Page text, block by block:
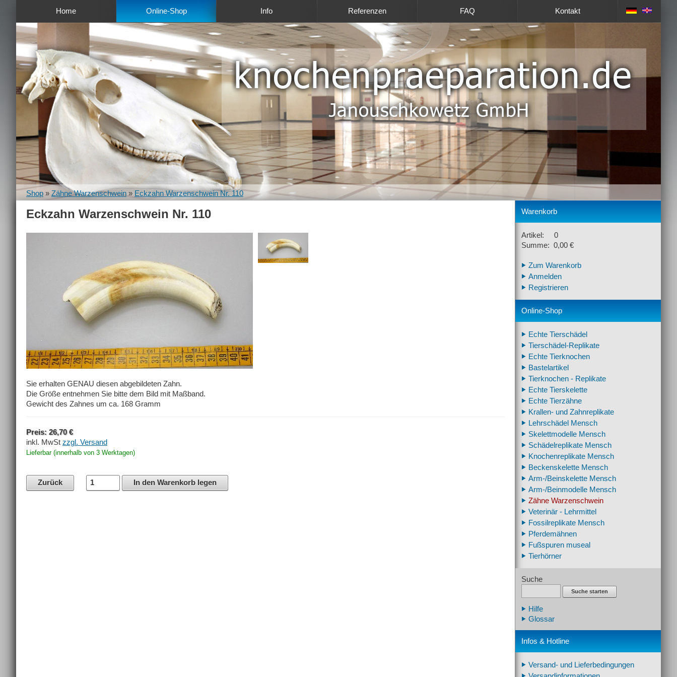
Home Online-Shop Info Referenzen FAQ Kontakt
Shop » Zähne Warzenschwein » Eckzahn Warzenschwein Nr. 110
Eckzahn Warzenschwein Nr. 110
Sie erhalten GENAU diesen abgebildeten Zahn.
Die Größe entnehmen Sie bitte dem Bild mit Maßband.
Gewicht des Zahnes um ca. 168 Gramm
Preis: 26,70 €
inkl. MwSt zzgl. Versand
Lieferbar (innerhalb von 3 Werktagen)
Zurück In den Warenkorb legen
Warenkorb
Artikel: 0
Summe: 0,00 €
Zum Warenkorb
Anmelden
Registrieren
Online-Shop
Echte Tierschädel
Tierschädel-Replikate
Echte Tierknochen
Bastelartikel
Tierknochen - Replikate
Echte Tierskelette
Echte Tierzähne
Krallen- und Zahnreplikate
Lehrschädel Mensch
Skelettmodelle Mensch
Schädelreplikate Mensch
Knochenreplikate Mensch
Beckenskelette Mensch
Arm-/Beinskelette Mensch
Arm-/Beinmodelle Mensch
Zähne Warzenschwein
Veterinär - Lehrmittel
Fossilreplikate Mensch
Pferdemähnen
Fußspuren museal
Tierhörner
Suche
Suche starten
Hilfe
Glossar
Infos & Hotline
Versand- und Lieferbedingungen